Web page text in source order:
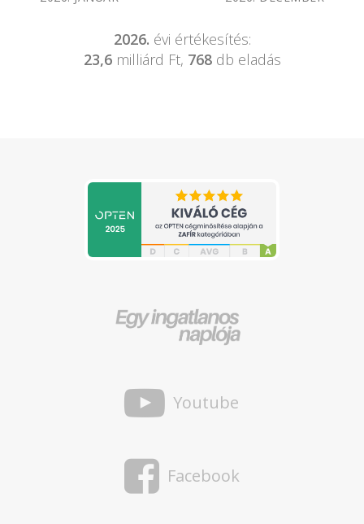
2026. évi értékesítés:
23,6milliárd Ft, 768db eladás
Youtube
Facebook